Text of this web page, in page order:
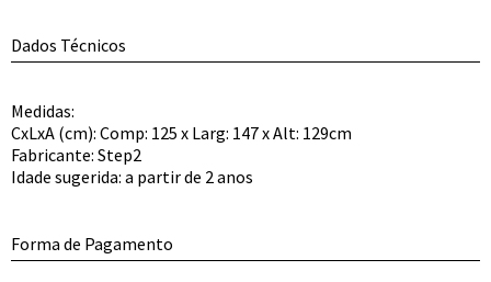
Dados Técnicos
Medidas:
CxLxA (cm): Comp: 125 x Larg: 147 x Alt: 129cm
Fabricante: Step2
Idade sugerida: a partir de 2 anos
Forma de Pagamento